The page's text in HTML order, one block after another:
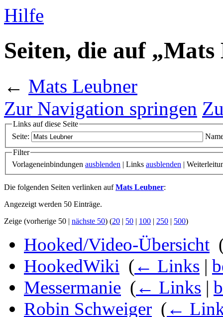
Hilfe
Seiten, die auf
← Mats Leubner
Zur Navigation springen
Links auf diese Seite
Seite:
Filter
Vorlageneinbindungen ausblenden | Links ausblenden |
Die folgenden Seiten verlinken aufMats Leubner:
Angezeigt werden 50 Einträge.
Zeige (vorherige 50 | nächste 50) (20 | 50 | 100 | 250 | 500)
Hooked/Video-Übersicht
HookedWiki (← Links |
Messermanie (← Links |
Robin Schweiger (←